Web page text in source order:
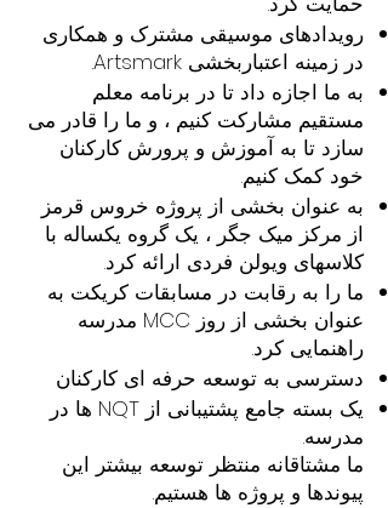
رویدادهای موسیقی مشترک و همکاری
در زمینه اعتباربخشی Artsmark.
به ما اجازه داد تا در برنامه معلم
مستقیم مشارکت کنیم ، و ما را قادر می
سازد تا به آموزش و پرورش کارکنان
خود کمک کنیم.
به عنوان بخشی از پروژه خروس قرمز
از مرکز میک جگر ، یک گروه یکساله با
کلاسهای ویولن فردی ارائه کرد.
ما را به رقابت در مسابقات کریکت به
عنوان بخشی از روز MCC مدرسه
راهنمایی کرد.
دسترسی به توسعه حرفه ای کارکنان
یک بسته جامع پشتیبانی از NQT ها در
مدرسه.
ما مشتاقانه منتظر توسعه بیشتر این
پیوندها و پروژه ها هستیم.